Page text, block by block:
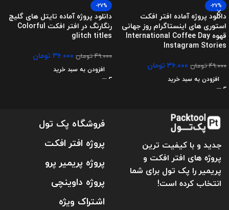
-27%
دانلود پروژه آماده افتر افکت
استوری های اینستاگرام روز جهانی
قهوه International Coffee Day
Instagram Stories
۴۹.۰۰۰تومان ۳۶.۰۰۰ تومان
افزودن به سبد خرید
-27%
دانلود پروژه آماده تایتل های گلیچ
رنگارنگ در افتر افکت Colorful
glitch titles
۴۹.۰۰۰تومان ۳۶.۰۰۰ تومان
افزودن به سبد خرید
جدید و با کیفیت ترین
پروژه های افتر افکت و
پریمیر را پک تول برای شما
انتخاب کرده است!
فروشگاه پک تول
پروژه افتر افکت
پروژه پریمیر پرو
پروژه داوینچی
اشتراک ویژه